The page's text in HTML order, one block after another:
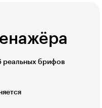
реальных брифов